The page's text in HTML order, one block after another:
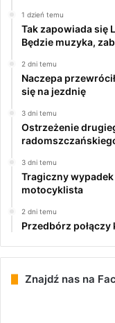
1 dzień temu
Tak zapowiada się
Będzie muzyka,
2 dni temu
Naczepa
się na jezdnię
3 dni temu
Ostrzeżenie
3 dni temu
Tragiczny
motocyklista
2 dni temu
Przedbórz
Znajdź nas na